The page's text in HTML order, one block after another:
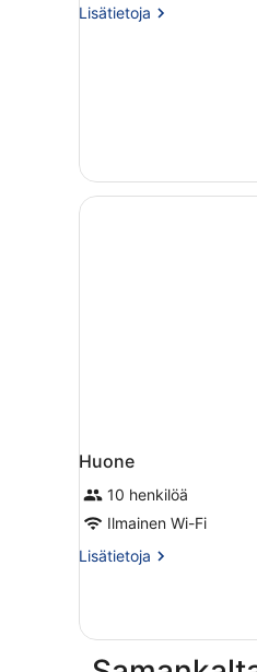
Lisätietoja
Lisätietoja
Huone
10 henkilöä
Ilmainen Wi-Fi
Lisätietoja
Lisätietoja